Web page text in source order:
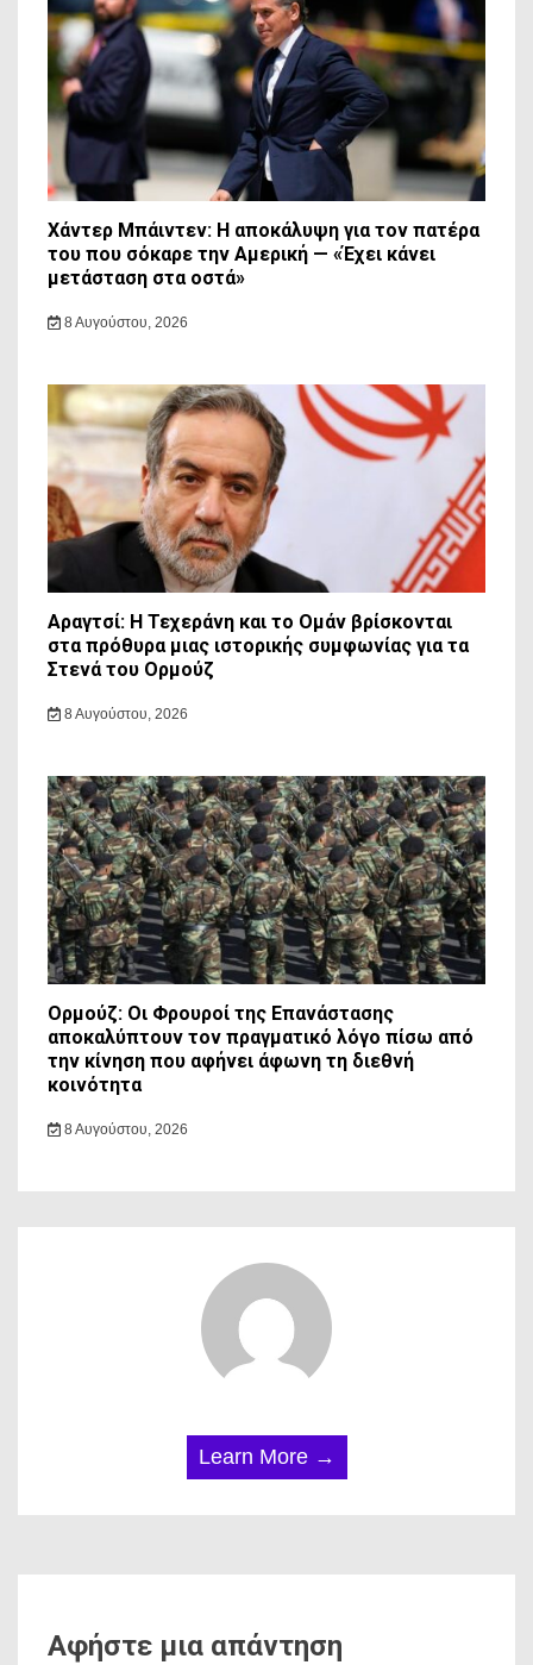
Χάντερ Μπάιντεν: Η αποκάλυψη για τον πατέρα
του που σόκαρε την Αμερική — «Έχει κάνει
μετάσταση στα οστά»
8 Αυγούστου, 2026
Αραγτσί: Η Τεχεράνη και το Ομάν βρίσκονται
στα πρόθυρα μιας ιστορικής συμφωνίας για τα
Στενά του Ορμούζ
8 Αυγούστου, 2026
Ορμούζ: Οι Φρουροί της Επανάστασης
αποκαλύπτουν τον πραγματικό λόγο πίσω από
την κίνηση που αφήνει άφωνη τη διεθνή
κοινότητα
8 Αυγούστου, 2026
Learn More →
Αφήστε μια απάντηση